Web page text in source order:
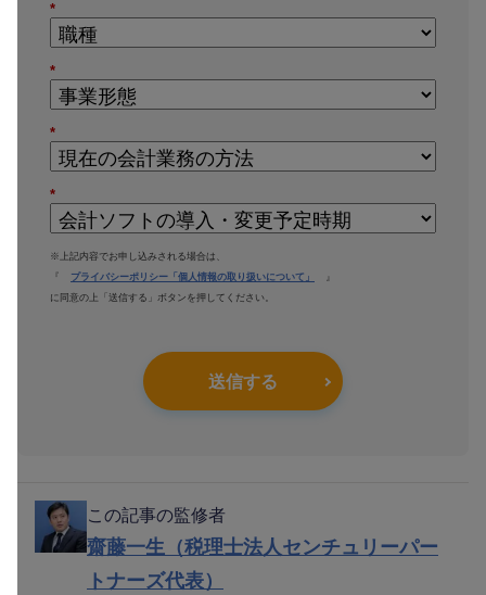
*
*
*
*
※上記内容でお申し込みされる場合は、
『
プライバシーポリシー「個人情報の取り扱いについて」
』
に同意の上「送信する」ボタンを押してください。
送信する
この記事の監修者
齋藤一生（税理士法人センチュリーパー
トナーズ代表）